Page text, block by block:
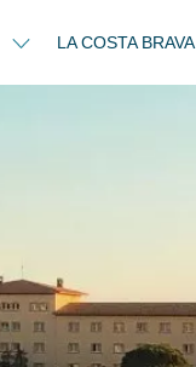
LA COSTA BRAVA